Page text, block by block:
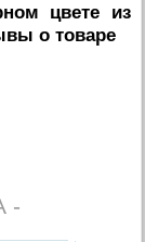
цвете из
о товаре
-